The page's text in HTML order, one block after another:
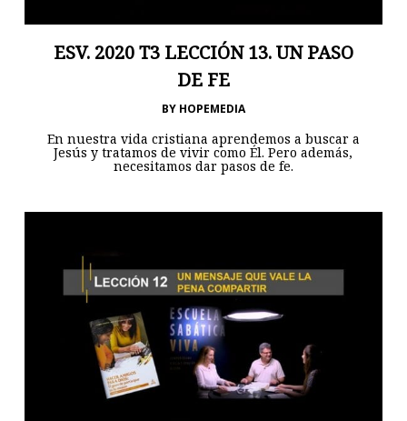
ESV. 2020 T3 LECCIÓN 13. UN PASO
DE FE
BY HOPEMEDIA
En nuestra vida cristiana aprendemos a buscar a
Jesús y tratamos de vivir como Él. Pero además,
necesitamos dar pasos de fe.